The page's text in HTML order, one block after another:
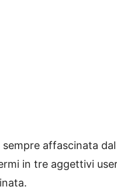
sempre affascinata
in tre aggettivi